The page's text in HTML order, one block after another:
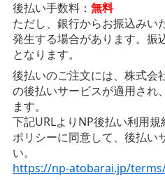
後払い手数料： 無料
ただし、銀行からお振込みい
発生する場合があります。振
となります。
後払いのご注文には、株式会
の後払いサービスが適用され
ます。
下記URLよりNP後払い利用
ポリシーに同意して、後払い
い。
https://np-atobarai.jp/